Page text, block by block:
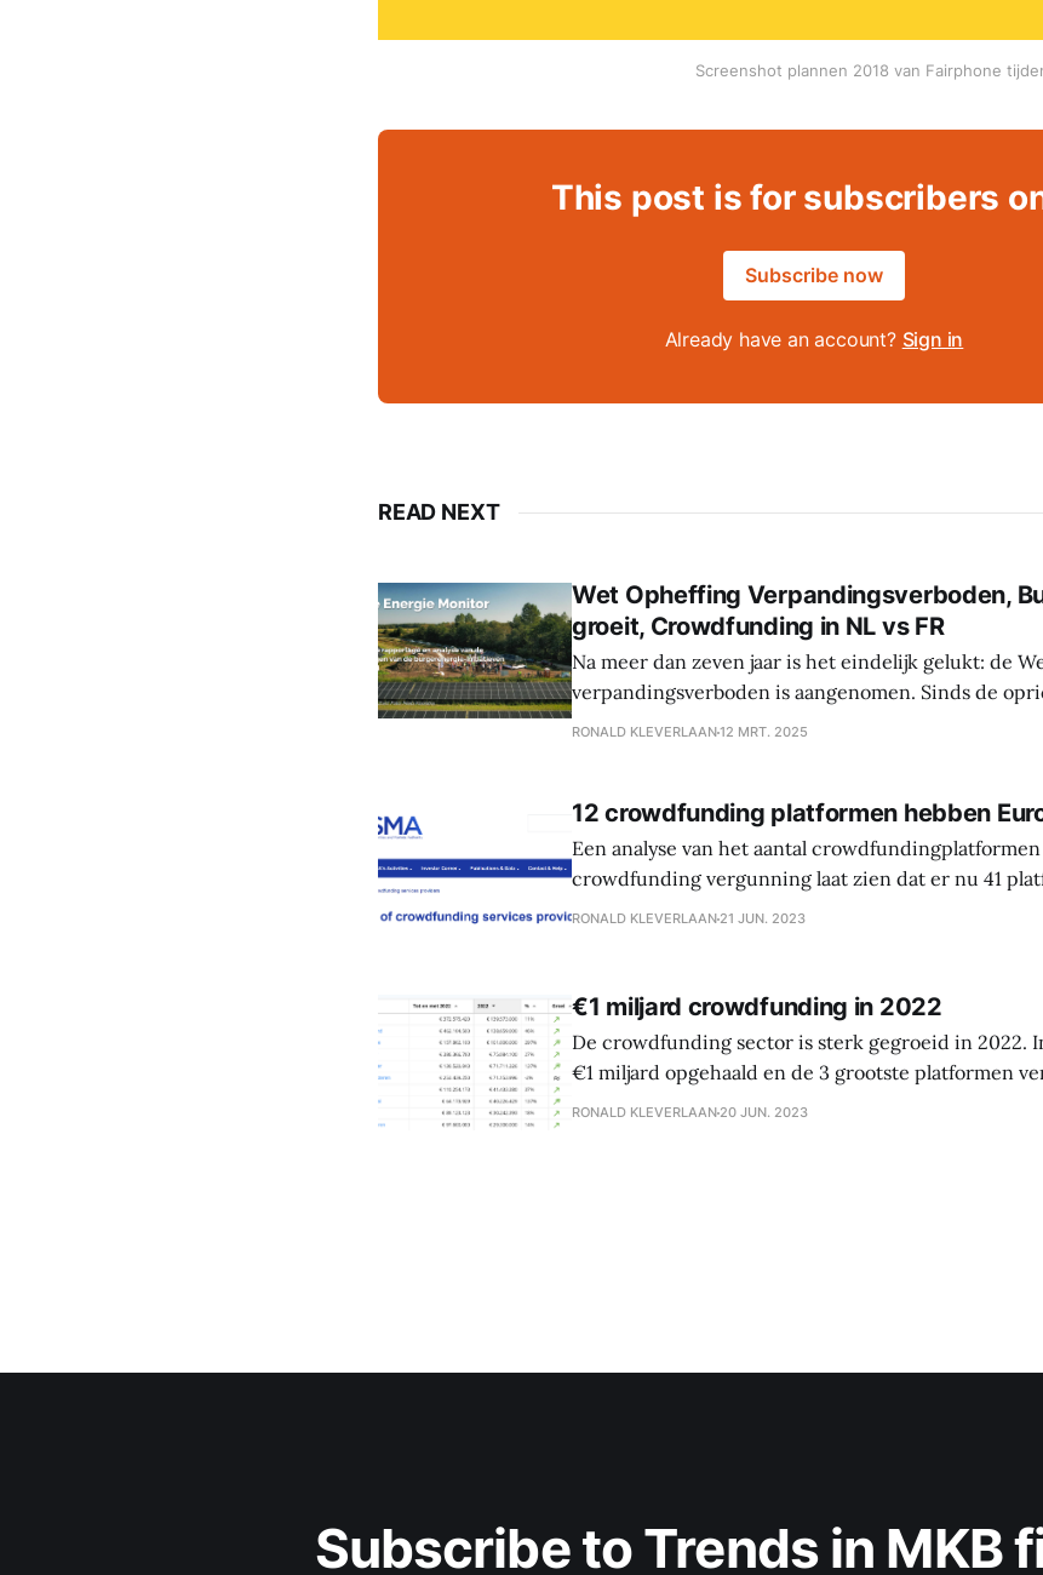
Screenshot plannen 2018 van Fairphone
This post is for subscribers
Subscribe now
Already have an account? Sign in
READ NEXT
Wet Opheffing Verpandingsverboden,
groeit, Crowdfunding in NL vs FR
Na meer dan zeven jaar is het eindelijk gelukt: de
verpandingsverboden is aangenomen. Sinds de
een van onze speerpunten. In de afgelopen jaren
RONALD KLEVERLAAN12 MRT. 2025
12 crowdfunding platformen hebben
Een analyse van het aantal
crowdfunding vergunning laat zien dat er nu 41
hebben ontvangen, waarvan 12 in Nederland.
RONALD KLEVERLAAN 21 JUN. 2023
€1 miljard crowdfunding in 2022
De crowdfunding sector is sterk gegroeid in 2022.
€1 miljard opgehaald en de 3 grootste platformen
meer dan €100 miljoen. De impact op de mkb
RONALD KLEVERLAAN 20 JUN. 2023
Subscribe to Trends in MKB